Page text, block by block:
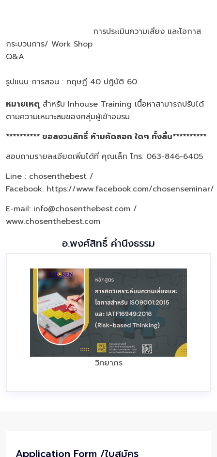
การประเมินความเสี่ยง และโอกาส
กระบวนการ/ Work Shop
Q&A
รูปแบบ การสอน : ทฤษฎี 40 ปฎิบัติ 60
หมายเหตุ สำหรับ Inhouse Training เนื้อหาสามารถปรับได้
ตามความเหมาะสมของกลุ่มผู้เข้าอบรม
********** ขอสงวนสิทธิ์ ห้ามคัดลอก ใดๆ ทั้งสิ้น**********
สอบถามรายละเอียดเพิ่มได้ที่ คุณเล็ก โทร. 063-846-6405
Line : chosenthebest /
Facebook: https://www.facebook.com/chosenseminar/
E-mail: info@chosenthebest.com /
www.chosenthebest.com
อ.พงศ์สิทธิ์ คำนึงธรรม
วิทยากร
Application Form /ใบสมัคร